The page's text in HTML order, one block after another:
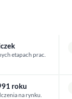
etapach prac.
roku
na rynku.